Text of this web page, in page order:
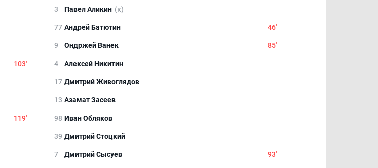
103'
119'
3 Павел Аликин (к)
77 Андрей Батютин 46'
9 Ондржей Ванек 85'
4 Алексей Никитин
17 Дмитрий Живоглядов
13 Азамат Засеев
98 Иван Обляков
39 Дмитрий Стоцкий
7 Дмитрий Сысуев 93'